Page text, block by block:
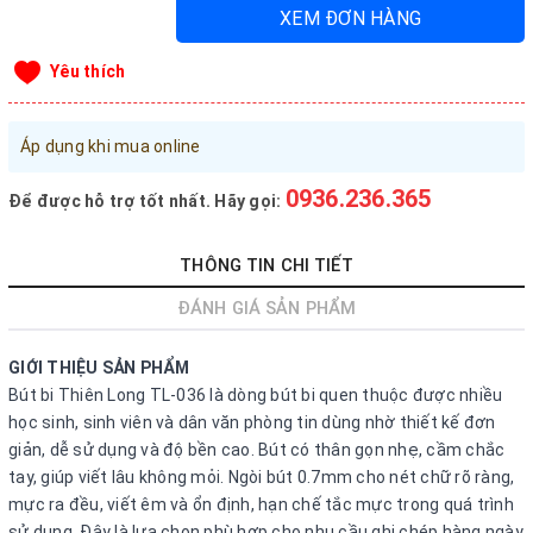
Đăng ký tài khoản
Xem giỏ hàng
LIÊN HỆ - HỖ TRỢ KHÁCH HÀNG
090.215.9818
vanphongphamhaigiang@gmail.com
Hướng dẫn mua hàng
Hướng dẫn thanh toán
Chính sách vận chuyển, Bảo hành, Bảo mật thông tin
Trở về trang chủ Đóng
XEM ĐƠN HÀNG
Yêu thích
Áp dụng khi mua online
Để được hỗ trợ tốt nhất. Hãy gọi: 0936.236.365
THÔNG TIN CHI TIẾT
ĐÁNH GIÁ SẢN PHẨM
GIỚI THIỆU SẢN PHẨM
Bút bi Thiên Long TL-036 là dòng bút bi quen thuộc được nhiều
học sinh, sinh viên và dân văn phòng tin dùng nhờ thiết kế đơn
giản, dễ sử dụng và độ bền cao. Bút có thân gọn nhẹ, cầm chắc
tay, giúp viết lâu không mỏi. Ngòi bút 0.7mm cho nét chữ rõ ràng,
mực ra đều, viết êm và ổn định, hạn chế tắc mực trong quá trình